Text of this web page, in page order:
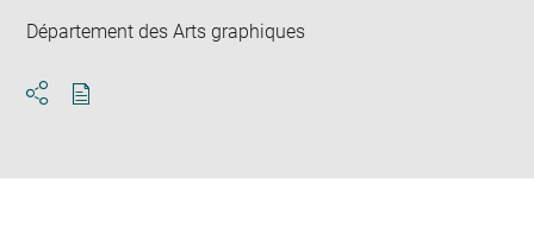
Département des Arts graphiques